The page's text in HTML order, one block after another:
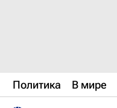
Политика В мире